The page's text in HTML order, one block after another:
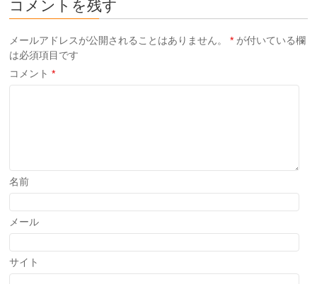
コメントを残す
メールアドレスが公開されることはありません。 * が付いている欄
は必須項目です
コメント*
名前
メール
サイト